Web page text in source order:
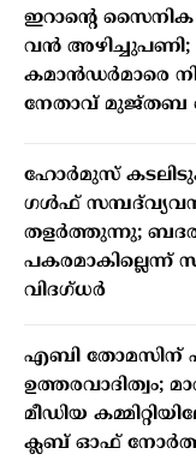
ഇറാന്റെ
വൻ
കമാൻഡർമാരെ
നേതാവ് മുജ്തബ
ഹോർമുസ്
ഗൾഫ്
തളർത്തുന്നു;
പകരമാകില്ലെന്ന്
വിദഗ്ധർ
എബി തോമസിന്
ഉത്തരവാദിത്വം;
മീഡിയ
ക്ലബ് ഓഫ്